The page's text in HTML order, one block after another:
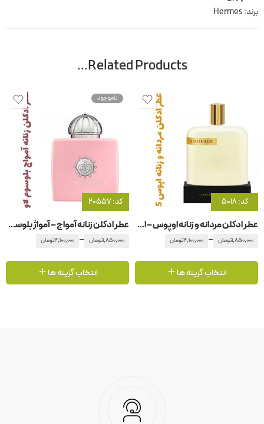
برند:Hermes
Related Products…
کد: 5018
عطر ادکلن مردانه و زنانه اوپوس – اپوس 5 آمواج – آمواژ
1,850,000تومان –
4,100,000تومان
انتخاب گزینه ها
ناموجود
کد: 20557
عطر ادکلن زنانه آمواج – آمواژ بلوسوم لاو
1,850,000تومان –
4,100,000تومان
انتخاب گزینه ها